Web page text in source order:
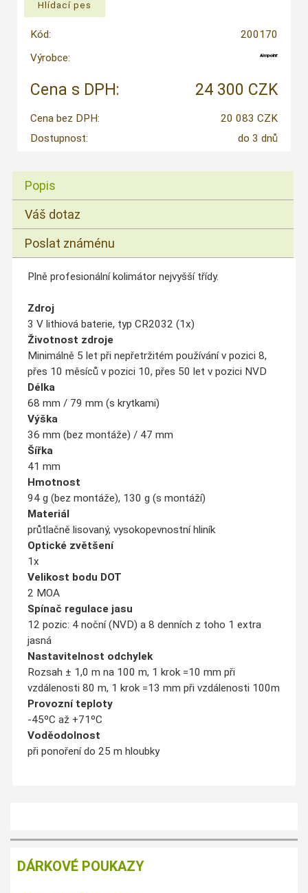
Kód:
200170
Výrobce:
Cena s DPH: 24 300 CZK
Cena bez DPH:
20 083 CZK
Dostupnost:
do 3 dnů
Popis
Váš dotaz
Poslat známénu
Plně profesionální kolimátor nejvyšší třídy.
Zdroj
3 V lithiová baterie, typ CR2032 (1x)
Životnost zdroje
Minimálně 5 let při nepřetržitém používání v pozici 8,
přes 10 měsíců v pozici 10, přes 50 let v pozici NVD
Délka
68 mm / 79 mm (s krytkami)
Výška
36 mm (bez montáže) / 47 mm
Šířka
41 mm
Hmotnost
94 g (bez montáže), 130 g (s montáží)
Materiál
průtlačně lisovaný, vysokopevnostní hliník
Optické zvětšení
1x
Velikost bodu DOT
2 MOA
Spínač regulace jasu
12 pozic: 4 noční (NVD) a 8 denních z toho 1 extra
jasná
Nastavitelnost odchylek
Rozsah ± 1,0 m na 100 m, 1 krok =10 mm při
vzdálenosti 80 m, 1 krok =13 mm při vzdálenosti 100m
Provozní teploty
-45ºC až +71ºC
Voděodolnost
při ponoření do 25 m hloubky
DÁRKOVÉ POUKAZY